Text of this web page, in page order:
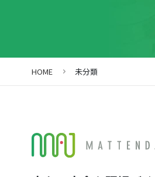
HOME 未分類